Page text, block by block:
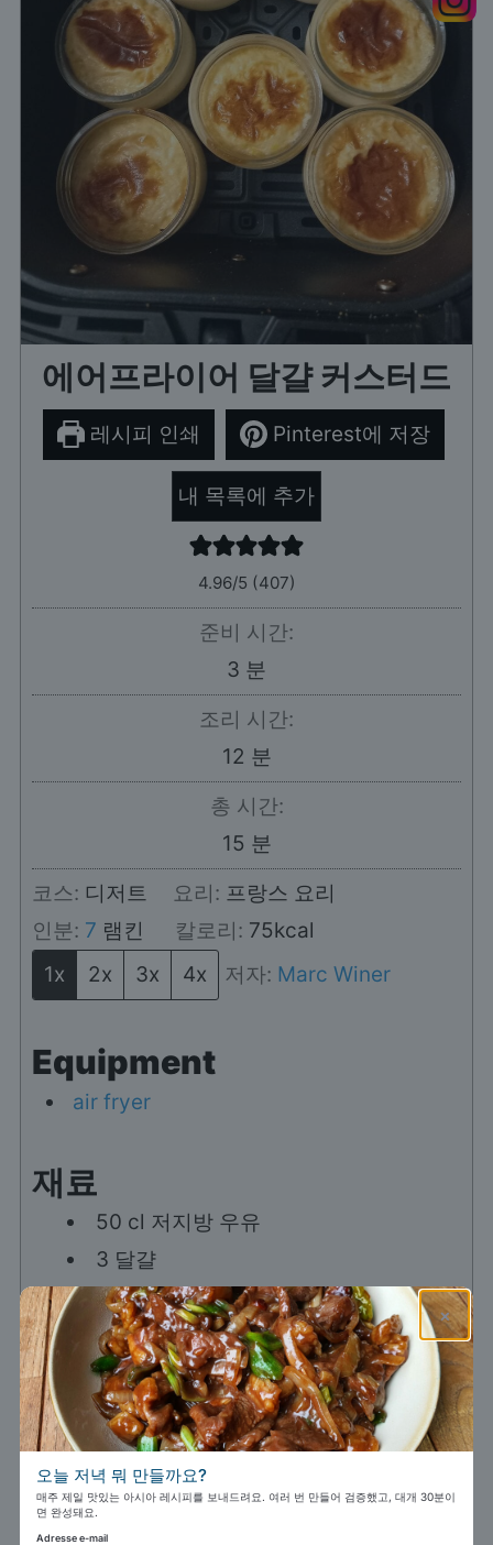
에어프라이어 달걀 커스터드
레시피 인쇄 Pinterest에 저장
내 목록에 추가
4.96/5 (407)
준비 시간:
3 분
분
조리 시간:
12 분
분
총 시간:
15 분
분
코스: 디저트 요리: 프랑스 요리
인분: 7 램킨 칼로리: 75kcal
1x
2x 3x 4x 저자: Marc Winer
Equipment
air fryer
재료
50 cl 저지방 우유
3 달걀
40 g 설탕
바닐라 익스트랙트 몇 방울 선택 사항
바닥용 액상 카라멜 선택 사항
조리 방법
에어프라이어를 160°C, 기본 모드 "Air
Fryer"로 예열하세요.
×
오늘 저녁 뭐 만들까요?
매주 제일 맛있는 아시아 레시피를 보내드려요. 여러 번 만들어 검증했고, 대개 30분이
면 완성돼요.
Adresse e-mail